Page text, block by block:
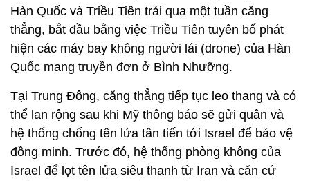
Hàn Quốc và Triều Tiên trải qua một tuần căng
thẳng, bắt đầu bằng việc Triều Tiên tuyên bố phát
hiện các máy bay không người lái (drone) của Hàn
Quốc mang truyền đơn ở Bình Nhưỡng.
Tại Trung Đông, căng thẳng tiếp tục leo thang và có
thể lan rộng sau khi Mỹ thông báo sẽ gửi quân và
hệ thống chống tên lửa tân tiến tới Israel để bảo vệ
đồng minh. Trước đó, hệ thống phòng không của
Israel để lọt tên lửa siêu thanh từ Iran và căn cứ